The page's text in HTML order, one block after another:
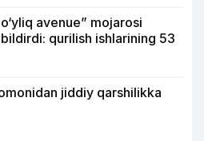
avenue” mojarosi
qurilish ishlarining 53
jiddiy qarshilikka